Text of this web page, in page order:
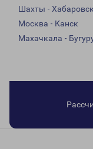
Шахты - Хабаровск
Москва - Канск
Махачкала -